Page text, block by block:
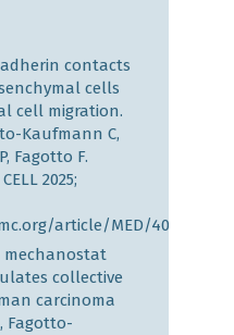
contacts
cells
cell migration.
Kaufmann C,
Fagotto F.
2025;
article/MED/40614715
mechanostat
collective
carcinoma
Fagotto-